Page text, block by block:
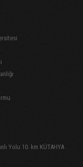
Yolu 10. km KÜTAHYA